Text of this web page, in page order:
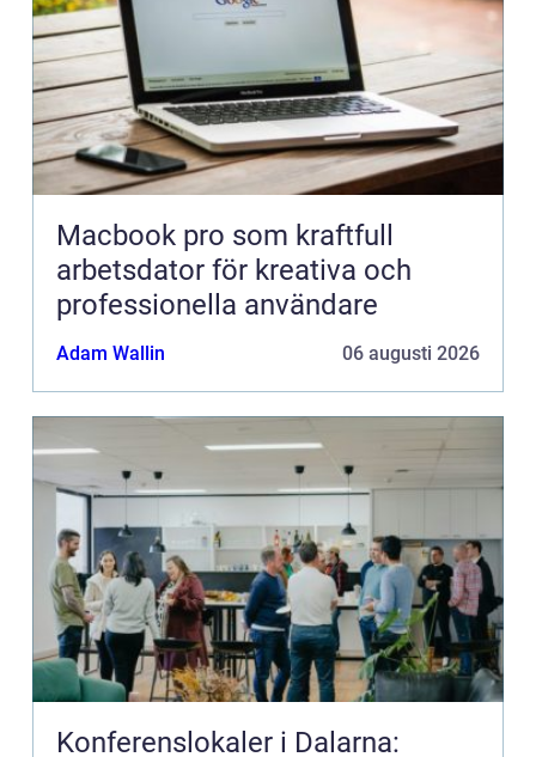
Macbook pro som kraftfull
arbetsdator för kreativa och
professionella användare
Adam Wallin 06 augusti 2026
Konferenslokaler i Dalarna: